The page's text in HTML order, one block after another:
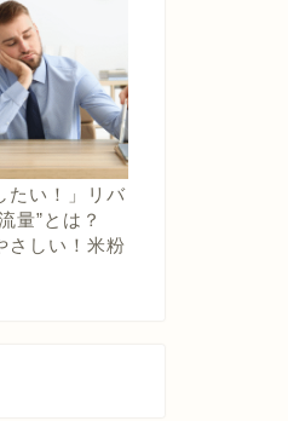
たい！」リバ
量”とは？
さしい！米粉